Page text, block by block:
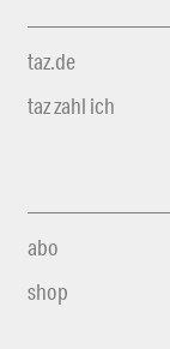
taz.de
taz zahl ich
abo
shop